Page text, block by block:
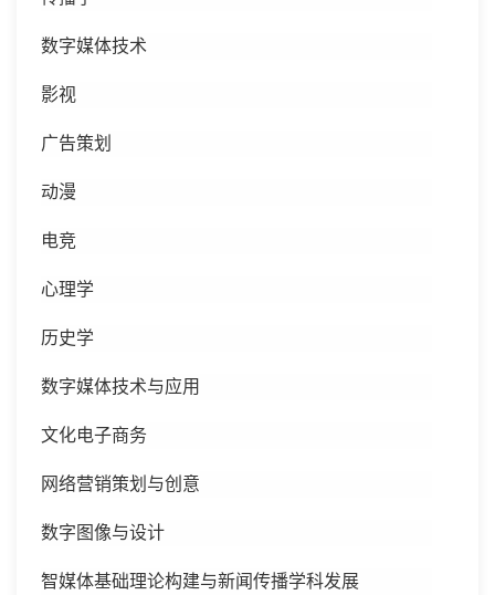
数字媒体技术
影视
广告策划
动漫
电竞
心理学
历史学
数字媒体技术与应用
文化电子商务
网络营销策划与创意
数字图像与设计
智媒体基础理论构建与新闻传播学科发展